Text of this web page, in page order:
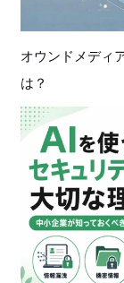
オウンドメディ
は？